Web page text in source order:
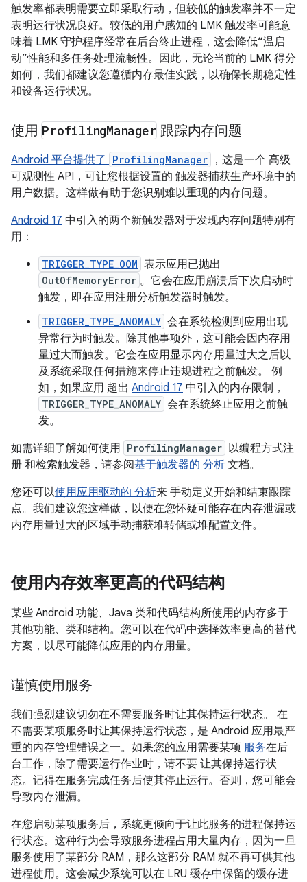
触发率都表明需要立即采取行动，但较低的触发率并不一定
表明运行状况良好。较低的用户感知的 LMK 触发率可能意
味着 LMK 守护程序经常在后台终止进程，这会降低“温启
动”性能和多任务处理流畅性。因此，无论当前的 LMK 得分
如何，我们都建议您遵循内存最佳实践，以确保长期稳定性
和设备运行状况。
使用 ProfilingManager 跟踪内存问题
Android 平台提供了 ProfilingManager
，这是一个 高级
可观测性 API，可让您根据设置的 触发器捕获生产环境中的
用户数据。这样做有助于您识别难以重现的内存问题。
Android 17 中引入的两个新触发器对于发现内存问题特别有
用：
TRIGGER_TYPE_OOM 表示应用已抛出
OutOfMemoryError 。它会在应用崩溃后下次启动时
触发，即在应用注册分析触发器时触发。
TRIGGER_TYPE_ANOMALY 会在系统检测到应用出现
异常行为时触发。除其他事项外，这可能会因内存用
量过大而触发。它会在应用显示内存用量过大之后以
及系统采取任何措施来停止违规进程之前触发。 例
如，如果应用 超出 Android 17 中引入的内存限制，
TRIGGER_TYPE_ANOMALY 会在系统终止应用之前触
发。
如需详细了解如何使用 ProfilingManager 以编程方式注
册 和检索触发器，请参阅基于触发器的 分析 文档。
您还可以使用应用驱动的 分析来 手动定义开始和结束跟踪
点。我们建议您这样做，以便在您怀疑可能存在内存泄漏或
内存用量过大的区域手动捕获堆转储或堆配置文件。
使用内存效率更高的代码结构
某些 Android 功能、Java 类和代码结构所使用的内存多于
其他功能、类和结构。您可以在代码中选择效率更高的替代
方案，以尽可能降低应用的内存用量。
谨慎使用服务
我们强烈建议切勿在不需要服务时让其保持运行状态。 在
不需要某项服务时让其保持运行状态，是 Android 应用最严
重的内存管理错误之一。如果您的应用需要某项 服务在后
台工作，除了需要运行作业时，请不要 让其保持运行状
态。记得在服务完成任务后使其停止运行。否则，您可能会
导致内存泄漏。
在您启动某项服务后，系统更倾向于让此服务的进程保持运
行状态。这种行为会导致服务进程占用大量内存，因为一旦
服务使用了某部分 RAM，那么这部分 RAM 就不再可供其他
进程使用。这会减少系统可以在 LRU 缓存中保留的缓存进